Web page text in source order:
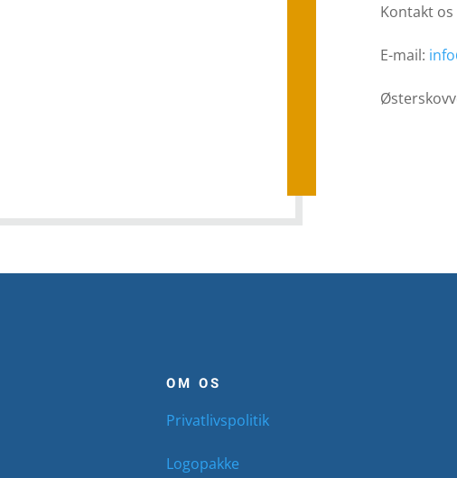
Kontakt os
E-mail:
OM OS
Privatlivspolitik
Logopakke